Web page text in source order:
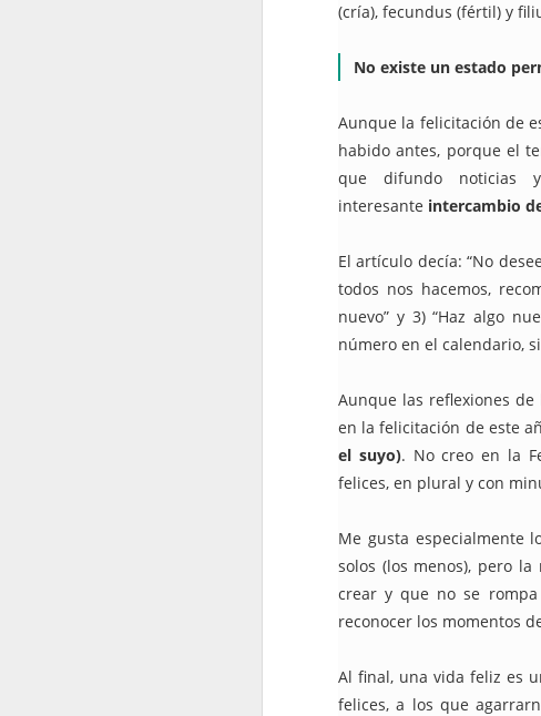
(cría), fecundus (fértil) y
No existe un estado
Aunque la felicitación de
habido antes, porque el
que difundo noticias
interesante intercambio
El artículo decía: “No
todos nos hacemos,
nuevo” y 3) “Haz algo
número en el calendario,
Aunque las reflexiones
en la felicitación de este
el suyo). No creo en la
felices, en plural y con
Me gusta especialmente
solos (los menos), pero
crear y que no se
reconocer los momentos
Al final, una vida feliz es
felices, a los que
2022.07.22
2022.07.29
septiembre
2022.09.09 La
2022.09.23 Shakira, los
2022.09.30 ¿Un beso en
octubre
2022.10.14 Redes
2022.10.21 No es lo
2022.10.28 ¿Por qué lo